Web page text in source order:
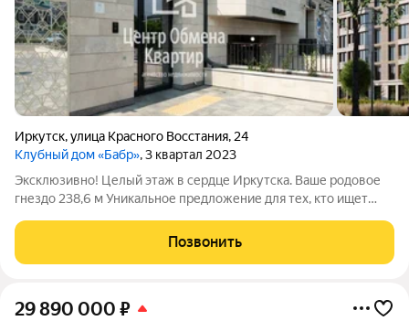
Иркутск,улица Красного Восстания, 24
Клубный дом «Бабр», 3 квартал 2023
Эксклюзивно! Целый этаж в сердце Иркутска. Ваше родовое
гнездо 238,6 м Уникальное предложение для тех, кто ищет
«Бабр» продаётся целый этаж с видом на динамичный ритм
центрального района. Это не
Позвонить
29 890 000 ₽